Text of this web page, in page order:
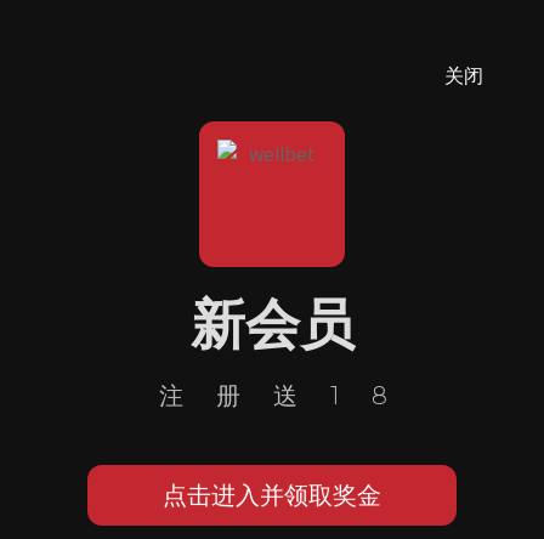
关闭
新会员
注册送18
点击进入并领取奖金